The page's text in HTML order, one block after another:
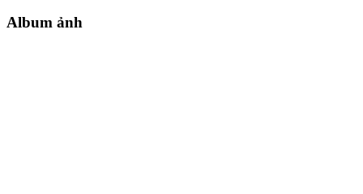
Album ảnh